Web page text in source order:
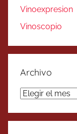
Vinoexpresion
Vinoscopio
Archivo
Archivo